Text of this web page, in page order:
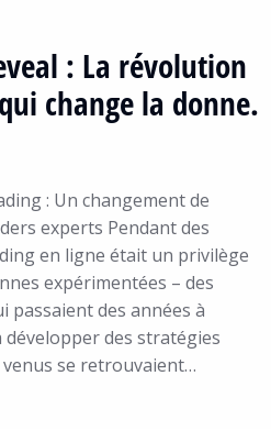
: La révolution
change la donne.
: Un changement de
experts Pendant des
en ligne était un privilège
expérimentées – des
des années à
des stratégies
venus se retrouvaient…